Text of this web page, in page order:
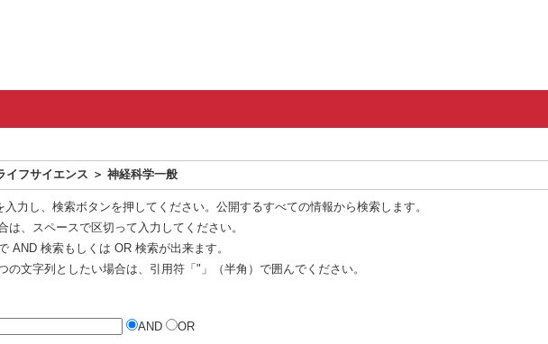
イフサイエンス ＞ 神経科学一般
力し、検索ボタンを押してください。公開するすべての情報から検索します。
、スペースで区切って入力してください。
AND 検索もしくは OR 検索が出来ます。
文字列としたい場合は、引用符「"」（半角）で囲んでください。
AND OR